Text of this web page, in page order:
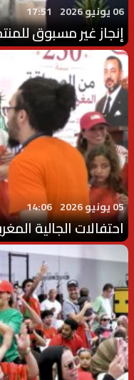
06 يونيو 2026 17:51
إنجاز غير مسبوق
05 يونيو 2026 14:06
احتفالات الجالية